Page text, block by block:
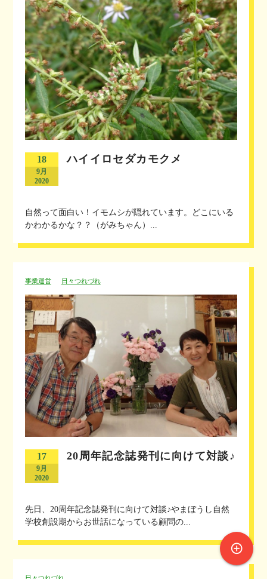
18
9月
2020
ハイイロセダカモクメ
自然って面白い！イモムシが隠れています。どこにいる
かわかるかな？？（がみちゃん）...
事業運営 日々つれづれ
17
9月
2020
20周年記念誌発刊に向けて対談♪
先日、20周年記念誌発刊に向けて対談♪やまぼうし自然
学校創設期からお世話になっている顧問の...
control_point